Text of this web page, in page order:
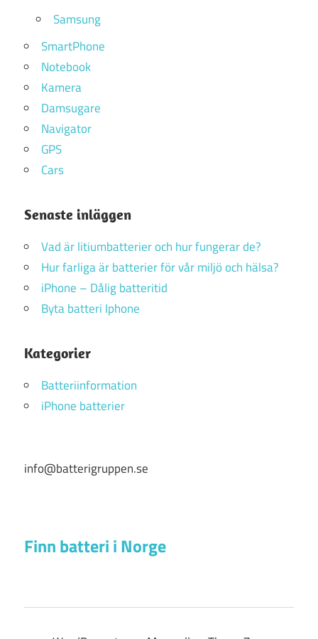
Samsung
SmartPhone
Notebook
Kamera
Damsugare
Navigator
GPS
Cars
Senaste inläggen
Vad är litiumbatterier och hur fungerar de?
Hur farliga är batterier för vår miljö och hälsa?
iPhone – Dålig batteritid
Byta batteri Iphone
Kategorier
Batteriinformation
iPhone batterier
info@batterigruppen.se
Finn batteri i Norge